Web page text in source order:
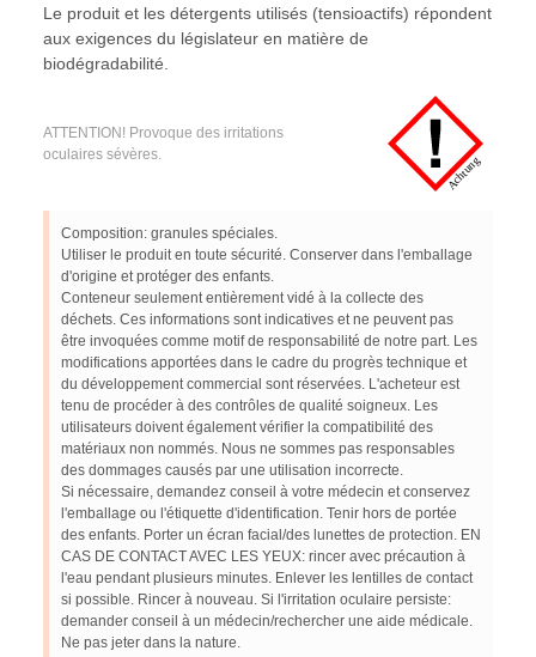
Le produit et les détergents utilisés (tensioactifs) répondent
aux exigences du législateur en matière de
biodégradabilité.
ATTENTION! Provoque des irritations
oculaires sévères.
Composition: granules spéciales.
Utiliser le produit en toute sécurité. Conserver dans l'emballage
d'origine et protéger des enfants.
Conteneur seulement entièrement vidé à la collecte des
déchets. Ces informations sont indicatives et ne peuvent pas
être invoquées comme motif de responsabilité de notre part. Les
modifications apportées dans le cadre du progrès technique et
du développement commercial sont réservées. L'acheteur est
tenu de procéder à des contrôles de qualité soigneux. Les
utilisateurs doivent également vérifier la compatibilité des
matériaux non nommés. Nous ne sommes pas responsables
des dommages causés par une utilisation incorrecte.
Si nécessaire, demandez conseil à votre médecin et conservez
l'emballage ou l'étiquette d'identification. Tenir hors de portée
des enfants. Porter un écran facial/des lunettes de protection. EN
CAS DE CONTACT AVEC LES YEUX: rincer avec précaution à
l'eau pendant plusieurs minutes. Enlever les lentilles de contact
si possible. Rincer à nouveau. Si l'irritation oculaire persiste:
demander conseil à un médecin/rechercher une aide médicale.
Ne pas jeter dans la nature.